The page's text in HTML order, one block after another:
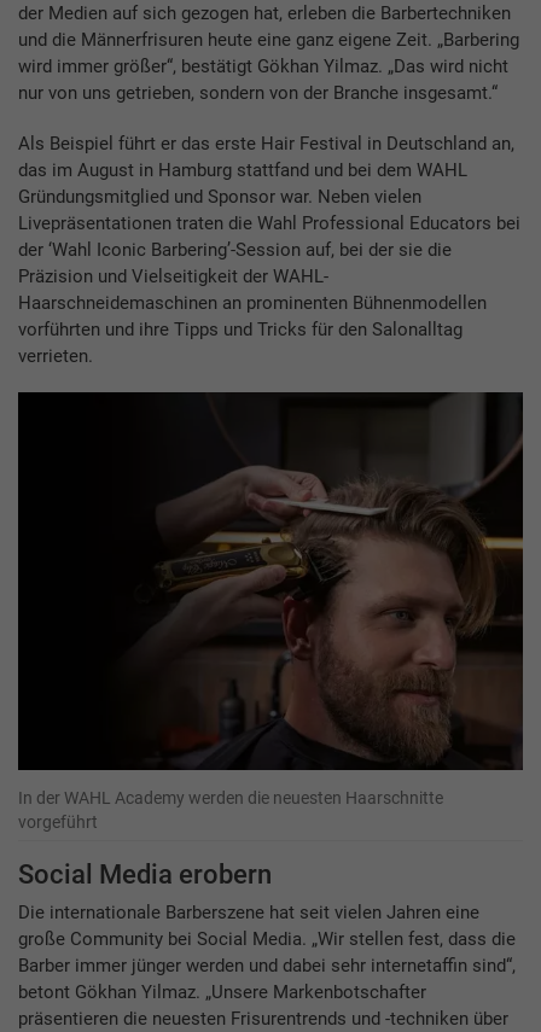
der Medien auf sich gezogen hat, erleben die Barbertechniken
und die Männerfrisuren heute eine ganz eigene Zeit. „Barbering
wird immer größer“, bestätigt Gökhan Yilmaz. „Das wird nicht
nur von uns getrieben, sondern von der Branche insgesamt.“
Als Beispiel führt er das erste Hair Festival in Deutschland an,
das im August in Hamburg stattfand und bei dem WAHL
Gründungsmitglied und Sponsor war. Neben vielen
Livepräsentationen traten die Wahl Professional Educators bei
der ‘Wahl Iconic Barbering’-Session auf, bei der sie die
Präzision und Vielseitigkeit der WAHL-
Haarschneidemaschinen an prominenten Bühnenmodellen
vorführten und ihre Tipps und Tricks für den Salonalltag
verrieten.
In der WAHL Academy werden die neuesten Haarschnitte
vorgeführt
Social Media erobern
Die internationale Barberszene hat seit vielen Jahren eine
große Community bei Social Media. „Wir stellen fest, dass die
Barber immer jünger werden und dabei sehr internetaffin sind“,
betont Gökhan Yilmaz. „Unsere Markenbotschafter
präsentieren die neuesten Frisurentrends und -techniken über